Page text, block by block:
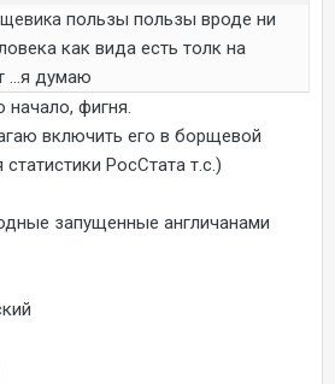
пользы пользы вроде ни
как вида есть толк на
...я думаю
начало, фигня.
включить его в борщевой
РосСтата т.с.)
запущенные англичанами